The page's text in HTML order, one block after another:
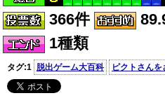
366件
1種類
タグ:1 脱出ゲーム大百科 ピクトさん